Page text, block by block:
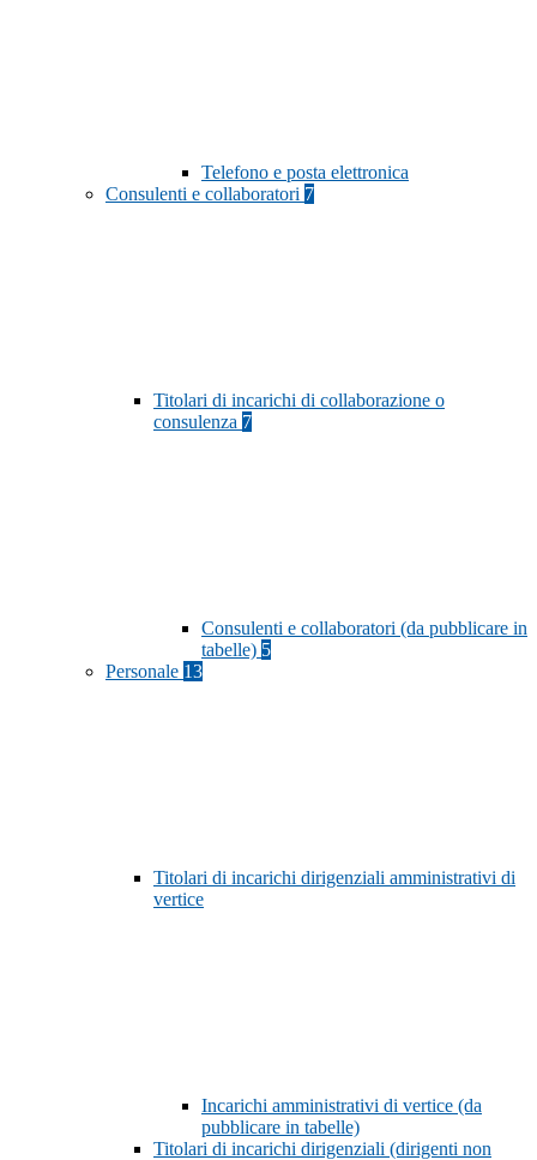
Telefono e posta elettronica
Consulenti e collaboratori 7
Titolari di incarichi di collaborazione o
consulenza 7
Consulenti e collaboratori (da pubblicare in
tabelle) 5
Personale 13
Titolari di incarichi dirigenziali amministrativi di
vertice
Incarichi amministrativi di vertice (da
pubblicare in tabelle)
Titolari di incarichi dirigenziali (dirigenti non